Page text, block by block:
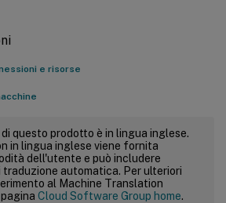
e risorse
questo prodotto è in lingua inglese.
in lingua inglese viene fornita
dell'utente e può includere
automatica. Per ulteriori
al Machine Translation
Cloud Software Group home.